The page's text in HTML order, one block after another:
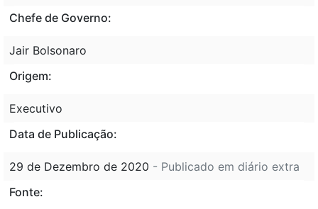
Chefe de Governo:
Jair Bolsonaro
Origem:
Executivo
Data de Publicação:
29 de Dezembro de 2020 - Publicado em diário extra
Fonte: